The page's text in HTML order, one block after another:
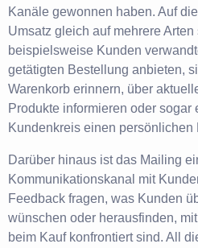
Kanäle gewonnen haben. Auf
Umsatz gleich auf mehrere
beispielsweise Kunden
getätigten Bestellung anbieten,
Warenkorb erinnern, über
Produkte informieren oder sogar
Kundenkreis einen persönlichen
Darüber hinaus ist das Mailing
Kommunikationskanal mit
Feedback fragen, was Kunden
wünschen oder herausfinden,
beim Kauf konfrontiert sind. All